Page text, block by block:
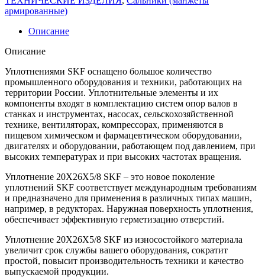
армированные)
Описание
Описание
Уплотнениями SKF оснащено большое количество
промышленного оборудования и техники, работающих на
территории России. Уплотнительные элементы и их
компоненты входят в комплектацию систем опор валов в
станках и инструментах, насосах, сельскохозяйственной
технике, вентиляторах, компрессорах, применяются в
пищевом химическом и фармацевтическом оборудовании,
двигателях и оборудовании, работающем под давлением, при
высоких температурах и при высоких частотах вращения.
Уплотнение 20X26X5/8 SKF – это новое поколение
уплотнений SKF соответствует международным требованиям
и предназначено для применения в различных типах машин,
например, в редукторах. Наружная поверхность уплотнения,
обеспечивает эффективную герметизацию отверстий.
Уплотнение 20X26X5/8 SKF из износостойкого материала
увеличит срок службы вашего оборудования, сократит
простой, повысит производительность техники и качество
выпускаемой продукции.